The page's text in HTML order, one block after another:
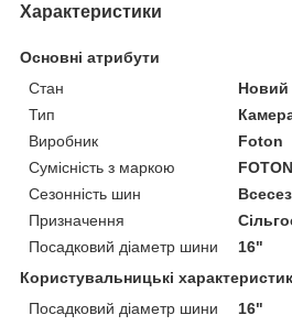
Характеристики
Основні атрибути
Стан
Новий
Тип
Виробник
Foton
Сумісність з маркою
FOTON
Сезонність шин
Призначення
Посадковий діаметр шини
16"
Користувальницькі
Посадковий діаметр шини
16"